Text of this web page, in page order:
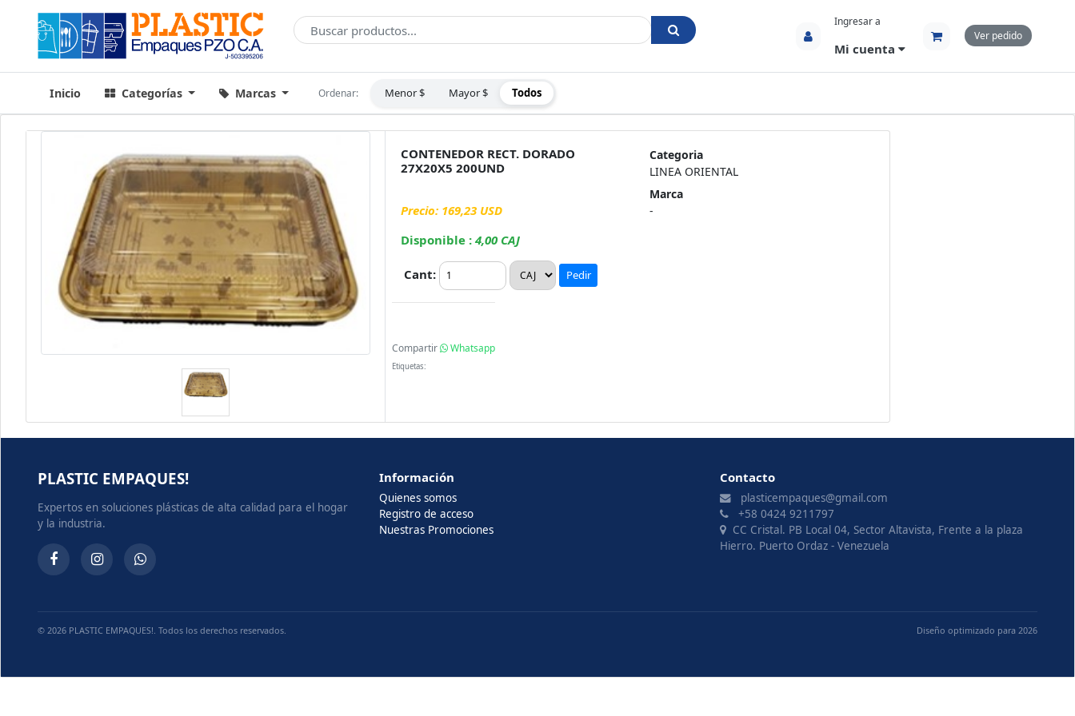
Ingresar a
Mi cuenta
Ver pedido
Inicio Categorías Marcas Ordenar: Menor $ Mayor $ Todos
CONTENEDOR RECT. DORADO
27X20X5 200UND
Precio: 169,23 USD
Disponible :4,00 CAJ
Cant: Pedir
Categoria
LINEA ORIENTAL
Marca
-
Compartir Whatsapp
Etiquetas:
PLASTIC EMPAQUES!
Expertos en soluciones plásticas de alta calidad para el hogar
y la industria.
Información
Quienes somos
Registro de acceso
Nuestras Promociones
Contacto
plasticempaques@gmail.com
+58 0424 9211797
CC Cristal. PB Local 04, Sector Altavista, Frente a la plaza
Hierro. Puerto Ordaz - Venezuela
© 2026 PLASTIC EMPAQUES!. Todos los derechos reservados. Diseño optimizado para 2026